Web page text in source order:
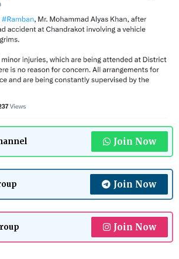
Join Now
Join Now
Join Now